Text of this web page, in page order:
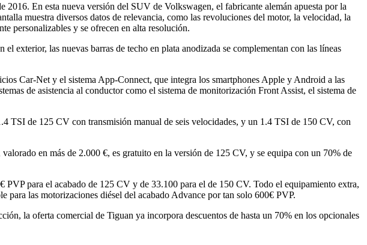
En esta nueva versión del SUV de Volkswagen, el fabricante alemán apuesta por la
muestra diversos datos de relevancia, como las revoluciones del motor, la velocidad, la
personalizables y se ofrecen en alta resolución.
exterior, las nuevas barras de techo en plata anodizada se complementan con las líneas
Car-Net y el sistema App-Connect, que integra los smartphones Apple y Android a las
de asistencia al conductor como el sistema de monitorización Front Assist, el sistema de
TSI de 125 CV con transmisión manual de seis velocidades, y un 1.4 TSI de 150 CV, con
en más de 2.000 €, es gratuito en la versión de 125 CV, y se equipa con un 70% de
para el acabado de 125 CV y de 33.100 para el de 150 CV. Todo el equipamiento extra,
para las motorizaciones diésel del acabado Advance por tan solo 600€ PVP.
la oferta comercial de Tiguan ya incorpora descuentos de hasta un 70% en los opcionales